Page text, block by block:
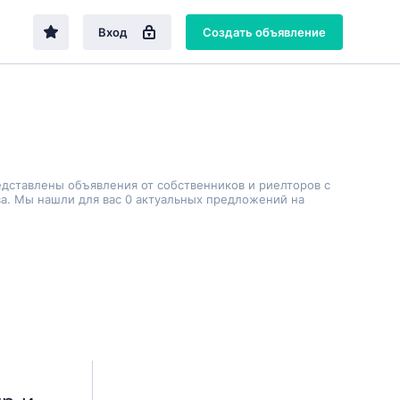
Вход Создать объявление
объявления от собственников и риелторов с
Мы нашли для вас 0 актуальных предложений на